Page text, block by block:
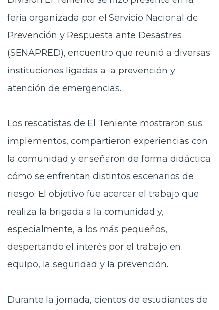
feria organizada por el Servicio Nacional de
Prevención y Respuesta ante Desastres
(SENAPRED), encuentro que reunió a diversas
instituciones ligadas a la prevención y
atención de emergencias.
Los rescatistas de El Teniente mostraron sus
implementos, compartieron experiencias con
la comunidad y enseñaron de forma didáctica
cómo se enfrentan distintos escenarios de
riesgo. El objetivo fue acercar el trabajo que
realiza la brigada a la comunidad y,
especialmente, a los más pequeños,
despertando el interés por el trabajo en
equipo, la seguridad y la prevención.
Durante la jornada, cientos de estudiantes de